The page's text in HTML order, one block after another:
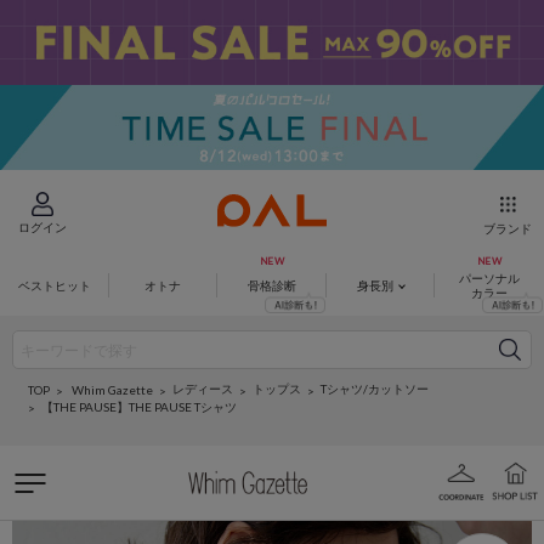
ログイン ブランド
ベストヒット オトナ 骨格診断 身長別
パーソナル
カラー
TOP Whim Gazette レディース トップス
Tシャツ/カットソー
【THE PAUSE】THE PAUSE Tシャツ